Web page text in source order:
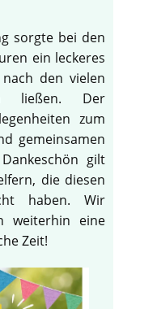
sorgte bei den
ein leckeres
den vielen
ließen. Der
zum
gemeinsamen
gilt
die diesen
haben. Wir
weiterhin eine
Zeit!